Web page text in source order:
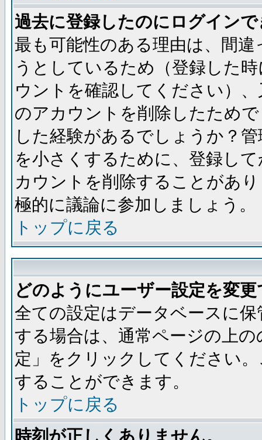
過去に登録したのにログイン
最も可能性のある理由は、間
うとしているため（登録した
ウントを確認してください）
のアカウントを削除したため
した経験があるでしょうか？
を小さくするために、登録し
カウントを削除することがあ
極的に議論に参加しましょう。
トップに戻る
どのようにユーザー設定を変
全ての設定はデータベースに
する場合は、通常ページの上
定」をクリックしてください
することができます。
トップに戻る
時刻が正しくありません。